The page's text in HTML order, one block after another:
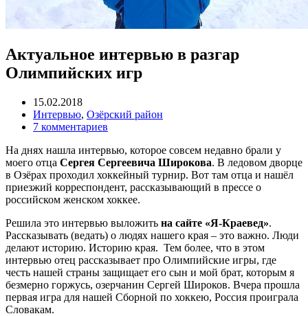
Актуальное интервью в разгар
Олимпийских игр
15.02.2018
Интервью, Озёрский район
7 комментариев
На днях нашла интервью, которое совсем недавно брали у
моего отца Сергея Сергеевича Широкова. В ледовом дворце
в Озёрах проходил хоккейный турнир. Вот там отца и нашёл
приезжий корреспондент, рассказывающий в прессе о
российском женском хоккее.
Решила это интервью выложить на сайте «Я-Краевед».
Рассказывать (ведать) о людях нашего края – это важно. Люди
делают историю. Историю края. Тем более, что в этом
интервью отец рассказывает про Олимпийские игры, где
честь нашей страны защищает его сын и мой брат, которым я
безмерно горжусь, озерчанин Сергей Широков. Вчера прошла
первая игра для нашей Сборной по хоккею, Россия проиграла
Словакам.